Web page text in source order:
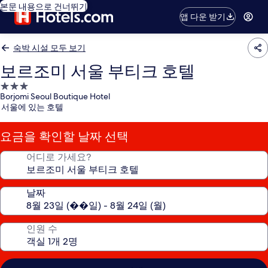
본문 내용으로 건너뛰기
앱 다운 받기
숙박 시설 모두 보기
보르조미 서울 부티크 호텔
3.0
성
급
숙
박
시
Borjomi Seoul Boutique Hotel
서울에 있는 호텔
요금을 확인할 날짜 선택
어디로 가세요?
날짜
인원 수